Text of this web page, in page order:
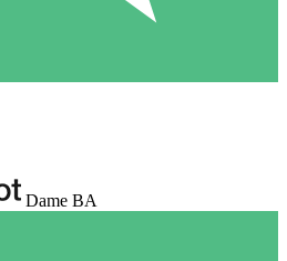
Dame BA